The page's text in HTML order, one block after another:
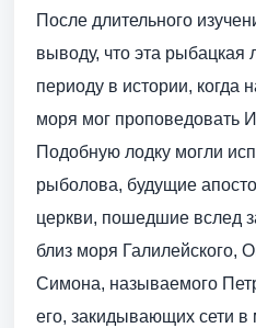
После длительного
выводу, что эта рыбацкая
периоду в истории, когда
моря мог проповедовать
Подобную лодку могли
рыболова, будущие
церкви, пошедшие вслед
близ моря Галилейского,
Симона, называемого
его, закидывающих сети